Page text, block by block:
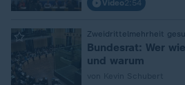
Video2:54
Zweidrittelmehrheit
Bundesrat: Wer
und warum